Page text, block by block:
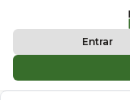
Entrar